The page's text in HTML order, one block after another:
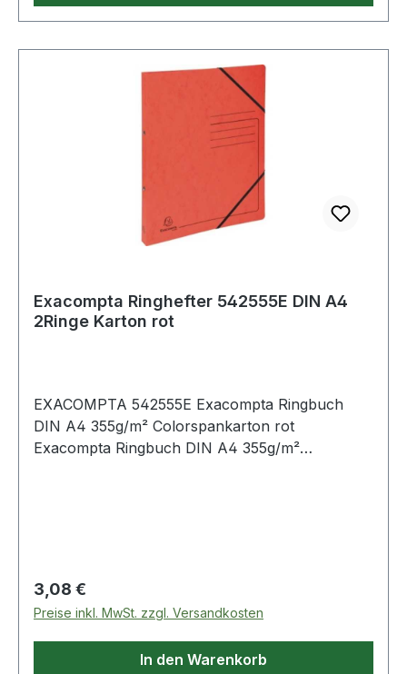
Exacompta Ringhefter 542555E DIN A4
2Ringe Karton rot
EXACOMPTA 542555E Exacompta Ringbuch
DIN A4 355g/m² Colorspankarton rot
Exacompta Ringbuch DIN A4 355g/m²
Regulärer Preis:
3,08 €
Preise inkl. MwSt. zzgl. Versandkosten
In den Warenkorb